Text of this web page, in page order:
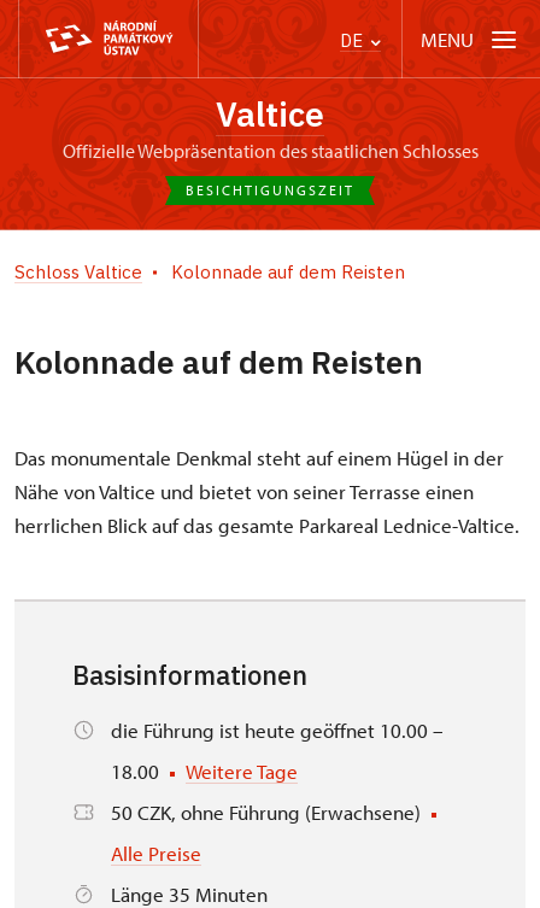
DE MENU
Valtice
offizielle Webpräsentation des staatlichen Schlosses
BESICHTIGUNGSZEIT
Schloss Valtice Kolonnade auf dem Reisten
Kolonnade auf dem Reisten
Das monumentale Denkmal steht auf einem Hügel in der
Nähe von Valtice und bietet von seiner Terrasse einen
herrlichen Blick auf das gesamte Parkareal Lednice-Valtice.
Basisinformationen
die Führung ist heute geöffnet 10.00 –
18.00
Weitere Tage
50 CZK, ohne Führung (Erwachsene)
Alle Preise
Länge 35 Minuten